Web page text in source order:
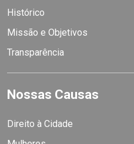
Histórico
Missão e Objetivos
Transparência
Nossas Causas
Direito à Cidade